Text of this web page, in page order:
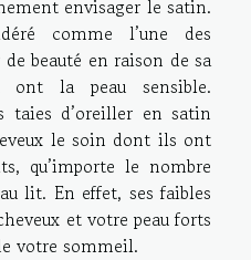
envisager le satin.
comme l’une des
beauté en raison de sa
ont la peau sensible.
taies d’oreiller en satin
le soin dont ils ont
qu’importe le nombre
lit. En effet, ses faibles
et votre peau forts
votre sommeil.